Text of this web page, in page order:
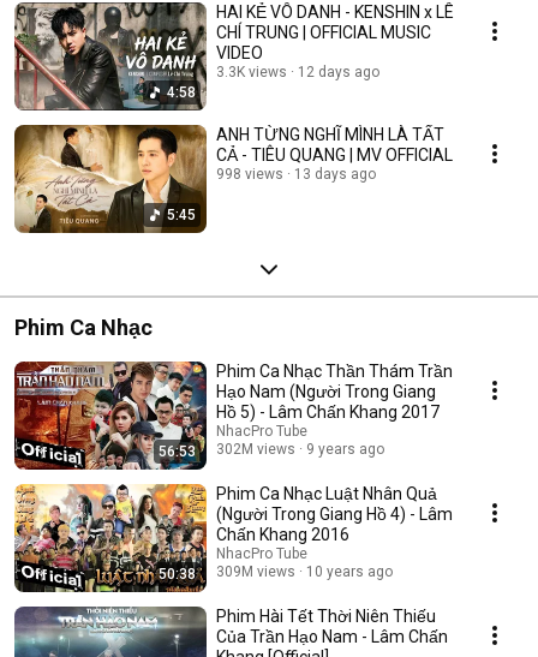
4:58
HAI KẺ VÔ DANH - KENSHIN x LÊ
CHÍ TRUNG | OFFICIAL MUSIC
VIDEO
3.3K views 12 days ago
5:45
ANH TỪNG NGHĨ MÌNH LÀ TẤT
CẢ - TIÊU QUANG | MV OFFICIAL
998 views 13 days ago
Phim Ca Nhạc
56:53
Phim Ca Nhạc Thần Thám Trần
Hạo Nam (Người Trong Giang
Hồ 5) - Lâm Chấn Khang 2017
NhacPro Tube
302M views
9 years ago
50:38
Phim Ca Nhạc Luật Nhân Quả
(Người Trong Giang Hồ 4) - Lâm
Chấn Khang 2016
NhacPro Tube
309M views
10 years ago
Phim Hài Tết Thời Niên Thiếu
Của Trần Hạo Nam - Lâm Chấn